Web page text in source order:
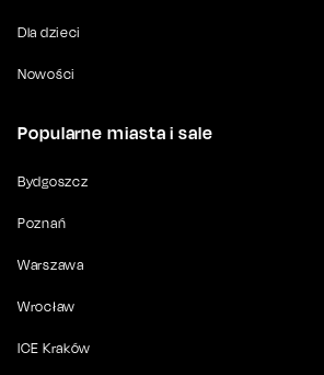
Dla dzieci
Nowości
Popularne miasta i sale
Bydgoszcz
Poznań
Warszawa
Wrocław
ICE Kraków